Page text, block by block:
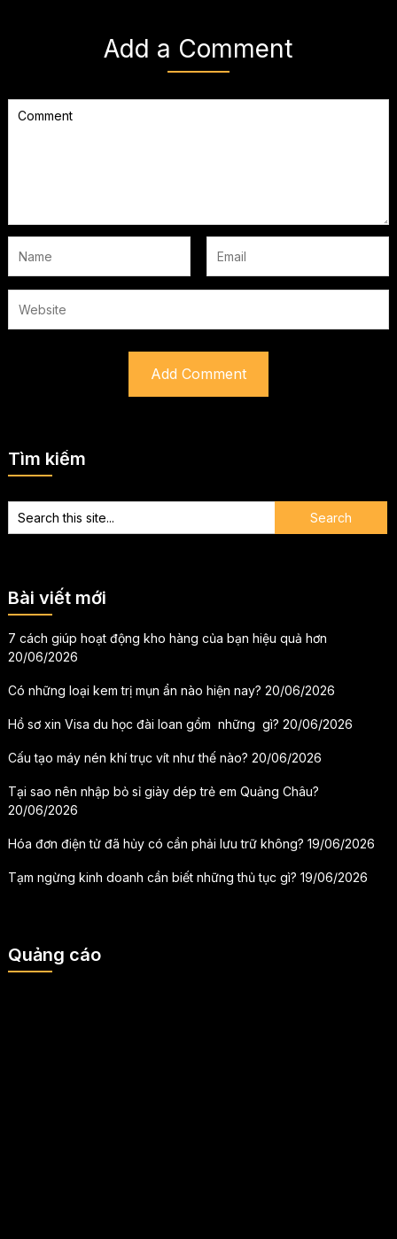
Add a Comment
Tìm kiếm
Bài viết mới
7 cách giúp hoạt động kho hàng của bạn hiệu quả hơn
20/06/2026
Có những loại kem trị mụn ẩn nào hiện nay? 20/06/2026
Hồ sơ xin Visa du học đài loan gồm những gì? 20/06/2026
Cấu tạo máy nén khí trục vít như thế nào? 20/06/2026
Tại sao nên nhập bỏ sỉ giày dép trẻ em Quảng Châu?
20/06/2026
Hóa đơn điện tử đã hủy có cần phải lưu trữ không? 19/06/2026
Tạm ngừng kinh doanh cần biết những thủ tục gì? 19/06/2026
Quảng cáo